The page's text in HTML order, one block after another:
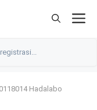
Hadalabo